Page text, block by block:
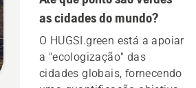
as cidades do mundo?
O HUGSI.green está a apoiar
a "ecologização" das
cidades globais, fornecendo